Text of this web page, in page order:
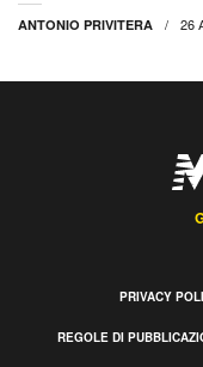
ANTONIO PRIVITERA 26
PRIVACY
REGOLE DI